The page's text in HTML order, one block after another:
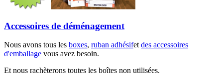
Accessoires de déménagement
Nous avons tous les boxes, ruban adhésifetdes accessoires
d'emballage vous avez besoin.
Et nous rachèterons toutes les boîtes non utilisées.